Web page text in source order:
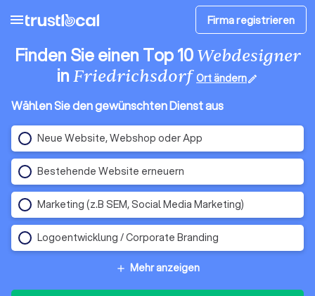
menu Firma registrieren
Finden Sie einen Top 10Webdesigner
inFriedrichsdorf Ort ändernedit
Wählen Sie den gewünschten Dienst aus
Neue Website, Webshop oder App
Bestehende Website erneuern
Marketing (z.B SEM, Social Media Marketing)
Logoentwicklung / Corporate Branding
add Mehr anzeigen